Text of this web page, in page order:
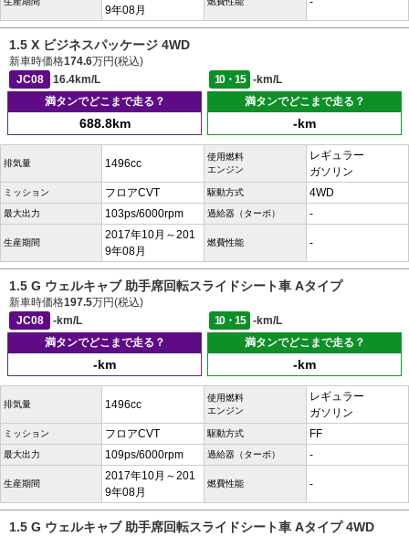
9年08月
1.5 X ビジネスパッケージ 4WD
新車時価格174.6万円(税込)
JC08
16.4km/L 10・15
-km/L
満タンでどこまで走る？
688.8km
満タンでどこまで走る？
-km
排気量 1496cc
使用燃料
エンジン
レギュラー
ガソリン
ミッション フロアCVT 駆動方式 4WD
最大出力 103ps/6000rpm 過給器（ターボ） -
生産期間
2017年10月～201
9年08月
燃費性能 -
1.5 G ウェルキャブ 助手席回転スライドシート車 Aタイプ
新車時価格197.5万円(税込)
JC08
-km/L 10・15
-km/L
満タンでどこまで走る？
-km
満タンでどこまで走る？
-km
排気量 1496cc
使用燃料
エンジン
レギュラー
ガソリン
ミッション フロアCVT 駆動方式 FF
最大出力 109ps/6000rpm 過給器（ターボ） -
生産期間
2017年10月～201
9年08月
燃費性能 -
1.5 G ウェルキャブ 助手席回転スライドシート車 Aタイプ 4WD